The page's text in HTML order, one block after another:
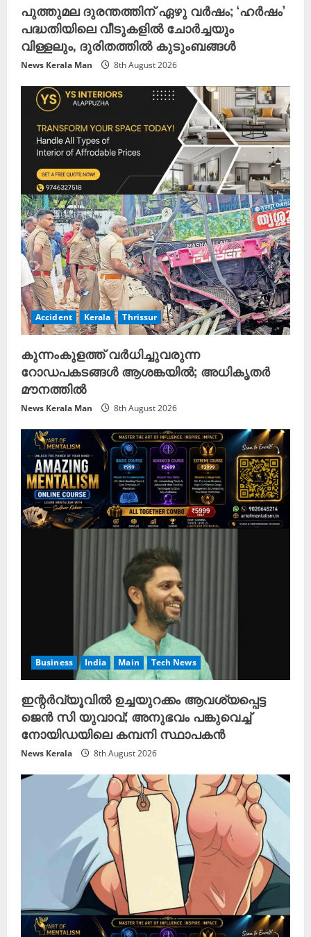
പുത്തുമല ദുരന്തത്തിന് ഏഴു വർഷം; ‘ഹർഷം’
പദ്ധതിയിലെ വീടുകളിൽ ചോർച്ചയും
വിള്ളലും, ദുരിതത്തിൽ കുടുംബങ്ങൾ
News Kerala Man 8th August 2026
Accident Kerala Thrissur
കുന്നംകുളത്ത് വർധിച്ചുവരുന്ന
റോഡപകടങ്ങൾ ആശങ്കയിൽ; അധികൃതർ
മൗനത്തിൽ
News Kerala Man 8th August 2026
Business India Main Tech News
ഇന്റർവ്യൂവിൽ ഉച്ചയുറക്കം ആവശ്യപ്പെട്ട
ജെൻ സി യുവാവ്; അനുഭവം പങ്കുവെച്ച്
നോയിഡയിലെ കമ്പനി സ്ഥാപകൻ
News Kerala 8th August 2026